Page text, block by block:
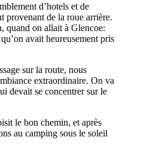
d’hotels et de
provenant de la roue arrière.
quand on allait à Glencoe:
avait heureusement pris
sur la route, nous
extraordinaire. On va
devait se concentrer sur le
le bon chemin, et après
au camping sous le soleil